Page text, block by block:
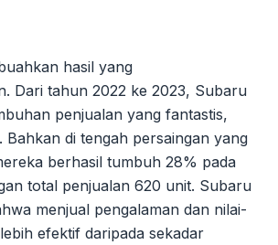
hasil yang
Dari tahun 2022 ke 2023, Subaru
penjualan yang fantastis,
Bahkan di tengah persaingan yang
berhasil tumbuh 28% pada
total penjualan 620 unit. Subaru
menjual pengalaman dan nilai-
efektif daripada sekadar